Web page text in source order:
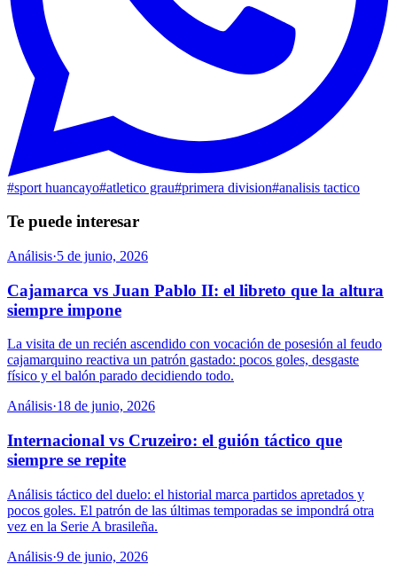
#sport huancayo#atletico grau#primera division#analisis tactico
Te puede interesar
Análisis·5 de junio, 2026
Cajamarca vs Juan Pablo II: el libreto que la altura
siempre impone
La visita de un recién ascendido con vocación de posesión al feudo
cajamarquino reactiva un patrón gastado: pocos goles, desgaste
físico y el balón parado decidiendo todo.
Análisis·18 de junio, 2026
Internacional vs Cruzeiro: el guión táctico que
siempre se repite
Análisis táctico del duelo: el historial marca partidos apretados y
pocos goles. El patrón de las últimas temporadas se impondrá otra
vez en la Serie A brasileña.
Análisis·9 de junio, 2026